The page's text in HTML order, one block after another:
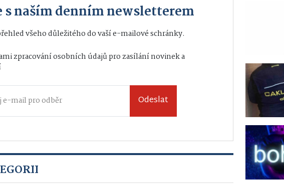
s naším denním newsletterem
všeho důležitého do vaší e-mailové schránky.
zpracování osobních údajůpro zasílání novinek a
Odeslat